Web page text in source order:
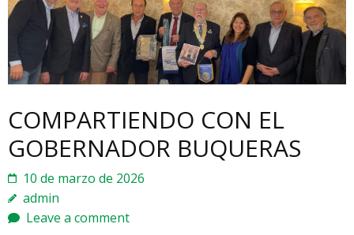
COMPARTIENDO CON EL
GOBERNADOR BUQUERAS
10 de marzo de 2026
admin
Leave a comment